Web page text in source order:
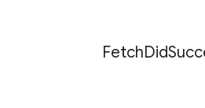
FetchDid